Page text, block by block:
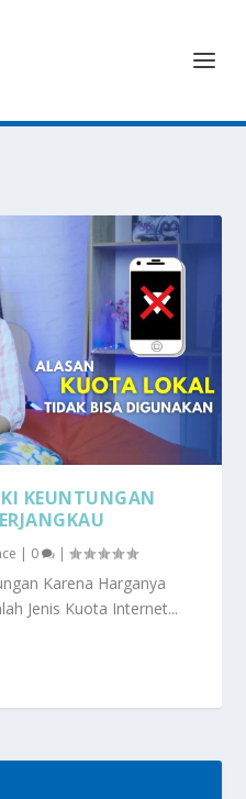
KEUNTUNGAN
| 0 |
Karena Harganya
Jenis Kuota Internet...